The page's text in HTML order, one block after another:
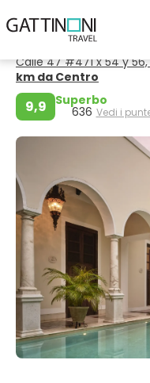
Merida
Casa Lecanda
Calle 47 #471 x 54 y
km da Centro
9,9 Superbo
636 Vedi i